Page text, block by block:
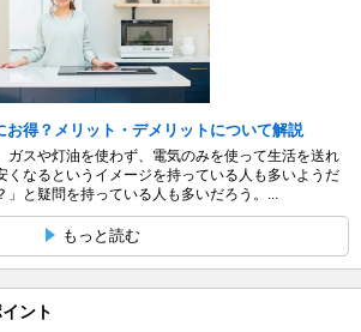
お得？メリット・デメリットについて解説
ガスや灯油を使わず、電気のみを使って生活を送れ
くなるというイメージを持っている人も多いようだ
と疑問を持っている人も多いだろう。...
もっと読む
ント